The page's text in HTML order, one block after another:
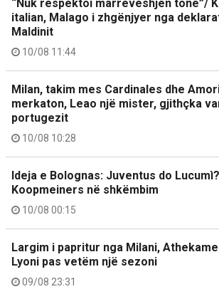
“Nuk respektoi marrëveshjen tonë”/
italian, Malago i zhgënjyer nga
Maldinit
10/08 11:44
Milan, takim mes Cardinales dhe
merkaton, Leao një mister, gjithçka
portugezit
10/08 10:28
Ideja e Bolognas: Juventus do
Koopmeiners në shkëmbim
10/08 00:15
Largim i papritur nga Milani,
Lyoni pas vetëm një sezoni
09/08 23:31